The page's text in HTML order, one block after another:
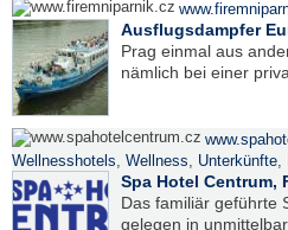
Ausflugsdampfer
Prag einmal aus
nämlich bei einer
Wellnesshotels, Wellness, Unterkünfte,
Spa Hotel Centrum,
Das familiär geführte
gelegen in